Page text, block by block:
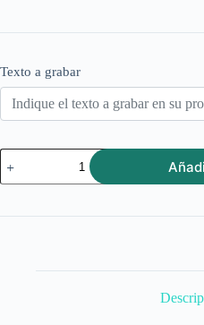
Texto a grabar
Lápiz
corazón
cantidad